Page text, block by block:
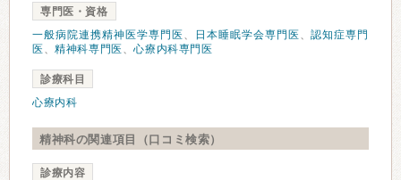
専門医・資格
一般病院連携精神医学専門医 、 日本睡眠学会専門医 、認知症専門
医 、精神科専門医 、心療内科専門医
診療科目
心療内科
精神科の関連項目（口コミ検索）
診療内容